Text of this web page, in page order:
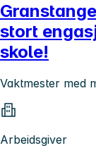
stort
skole!
Vaktmester med
Arbeidsgiver